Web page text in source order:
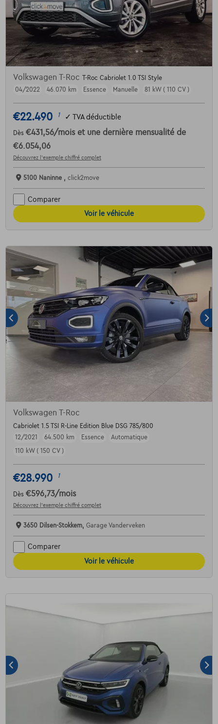
Volkswagen T-Roc
T-Roc Cabriolet 1.0 TSI Style
04/2022
46.070 km Essence Manuelle 81 kW ( 110 CV )
€22.490 1 ✓ TVA déductible
Dès €431,56/mois et une dernière mensualité de
€6.054,06
Découvrez l’exemple chiffré complet
5100 Naninne , click2move
Comparer
Voir le véhicule
Volkswagen T-Roc
Cabriolet 1.5 TSI R-Line Edition Blue DSG 785/800
12/2021
64.500 km Essence
Automatique
110 kW ( 150 CV )
€28.990 1
Dès €596,73/mois
Découvrez l’exemple chiffré complet
3650 Dilsen-Stokkem, Garage Vanderveken
Comparer
Voir le véhicule